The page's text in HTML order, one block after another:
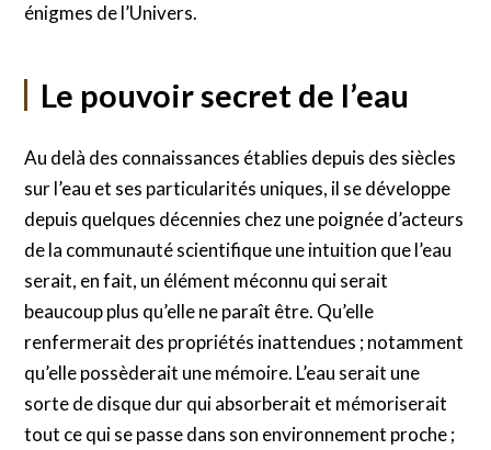
énigmes de l’Univers.
Le pouvoir secret de l’eau
Au delà des connaissances établies depuis des siècles
sur l’eau et ses particularités uniques, il se développe
depuis quelques décennies chez une poignée d’acteurs
de la communauté scientifique une intuition que l’eau
serait, en fait, un élément méconnu qui serait
beaucoup plus qu’elle ne paraît être. Qu’elle
renfermerait des propriétés inattendues ; notamment
qu’elle possèderait une mémoire. L’eau serait une
sorte de disque dur qui absorberait et mémoriserait
tout ce qui se passe dans son environnement proche ;